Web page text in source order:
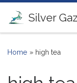
Ga naar inhoud
Silver
Home » high tea